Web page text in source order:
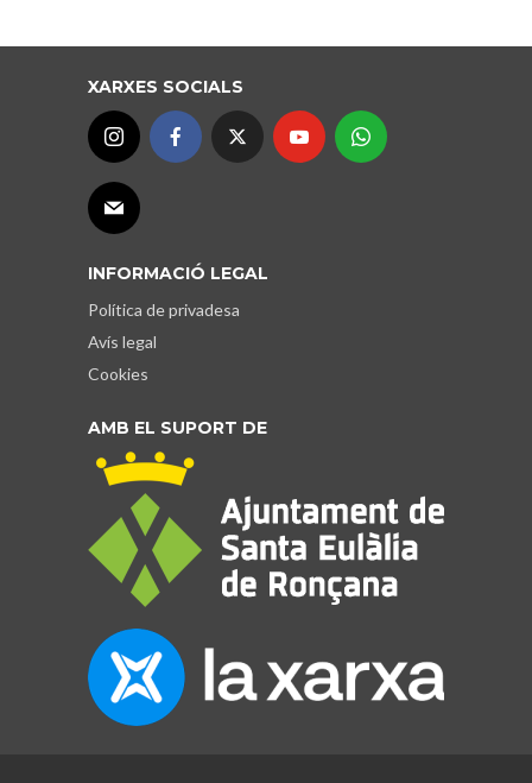
XARXES SOCIALS
INFORMACIÓ LEGAL
Política de privadesa
Avís legal
Cookies
AMB EL SUPORT DE